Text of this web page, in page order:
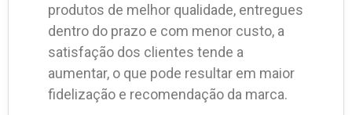
produtos de melhor qualidade, entregues
dentro do prazo e com menor custo, a
satisfação dos clientes tende a
aumentar, o que pode resultar em maior
fidelização e recomendação da marca.